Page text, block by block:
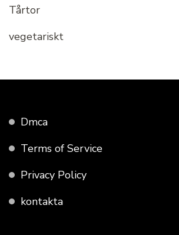
Tårtor
vegetariskt
Dmca
Terms of Service
Privacy Policy
kontakta